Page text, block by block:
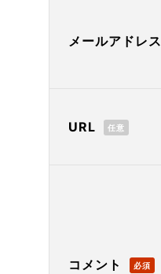
メールアドレス
URL 任意
コメント 必須